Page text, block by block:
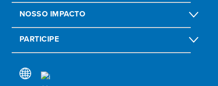
NOSSO IMPACTO
PARTICIPE